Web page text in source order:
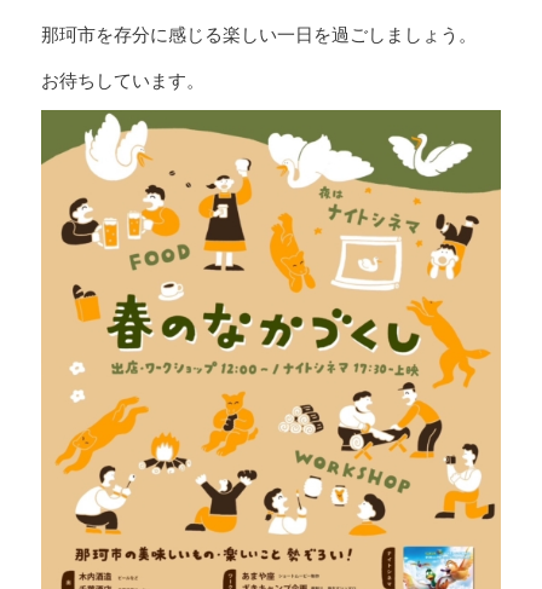
那珂市を存分に感じる楽しい一日を過ごしましょう。
お待ちしています。